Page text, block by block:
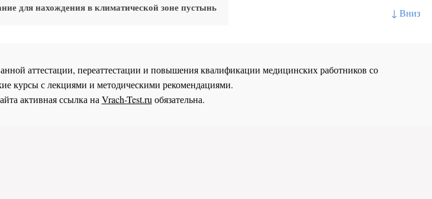
↓ Вниз
для нахождения в климатической зоне пустынь
аттестации, переаттестации и повышения квалификации медицинских работников со
курсы с лекциями и методическими рекомендациями.
активная ссылка наVrach-Test.ruобязательна.